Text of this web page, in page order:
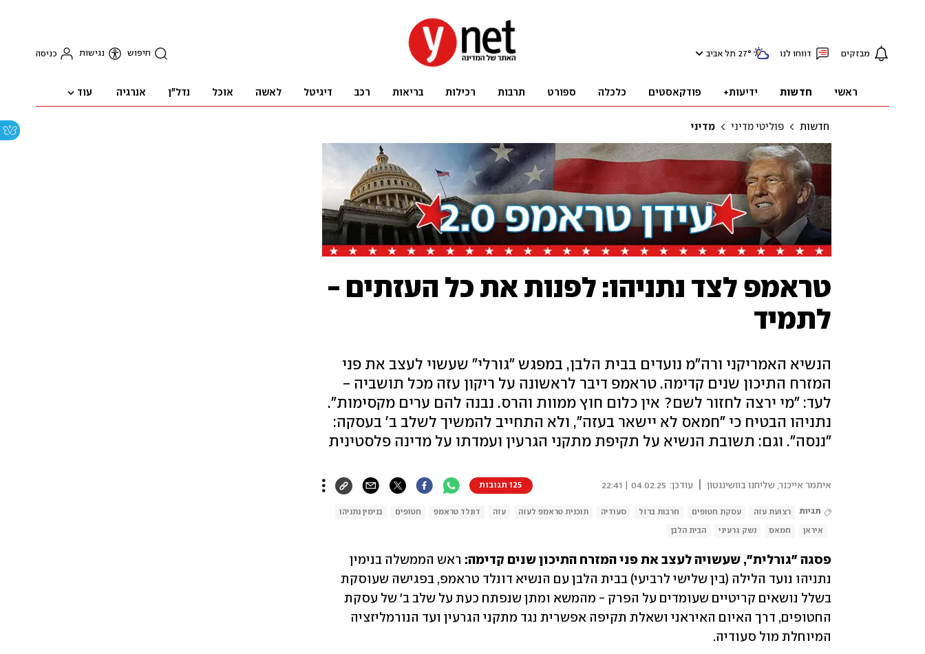
מבזקים דווחו לנו 27° תל אביב חיפוש נגישות כניסה
ראשי חדשות ידיעות+ פודקאסטים כלכלה ספורט תרבות רכילות בריאות רכב דיגיטל לאשה אוכל נדל"ן אנרגיה עוד
חדשות פוליטי מדיני מדיני
טראמפ לצד נתניהו: לפנות את כל העזתים -
לתמיד
הנשיא האמריקני ורה"מ נועדים בבית הלבן, במפגש "גורלי" שעשוי לעצב את פני
המזרח התיכון שנים קדימה. טראמפ דיבר לראשונה על ריקון עזה מכל תושביה -
לעד: "מי ירצה לחזור לשם? אין כלום חוץ ממוות והרס. נבנה להם ערים מקסימות".
נתניהו הבטיח כי "חמאס לא יישאר בעזה", ולא התחייב להמשיך לשלב ב' בעסקה:
"ננסה". וגם: תשובת הנשיא על תקיפת מתקני הגרעין ועמדתו על מדינה פלסטינית
איתמר אייכנר, שליחנו בוושינגטון עודכן: 04.02.25 | 22:41 125 תגובות
תגיות רצועת עזה עסקת חטופים חרבות ברזל סעודיה תוכנית טראמפ לעזה עזה דונלד טראמפ חטופים בנימין נתניהו
איראן חמאס נשק גרעיני הבית הלבן
פסגה "גורלית", שעשויה לעצב את פני המזרח התיכון שנים קדימה:
המיוחלת מול סעודיה.